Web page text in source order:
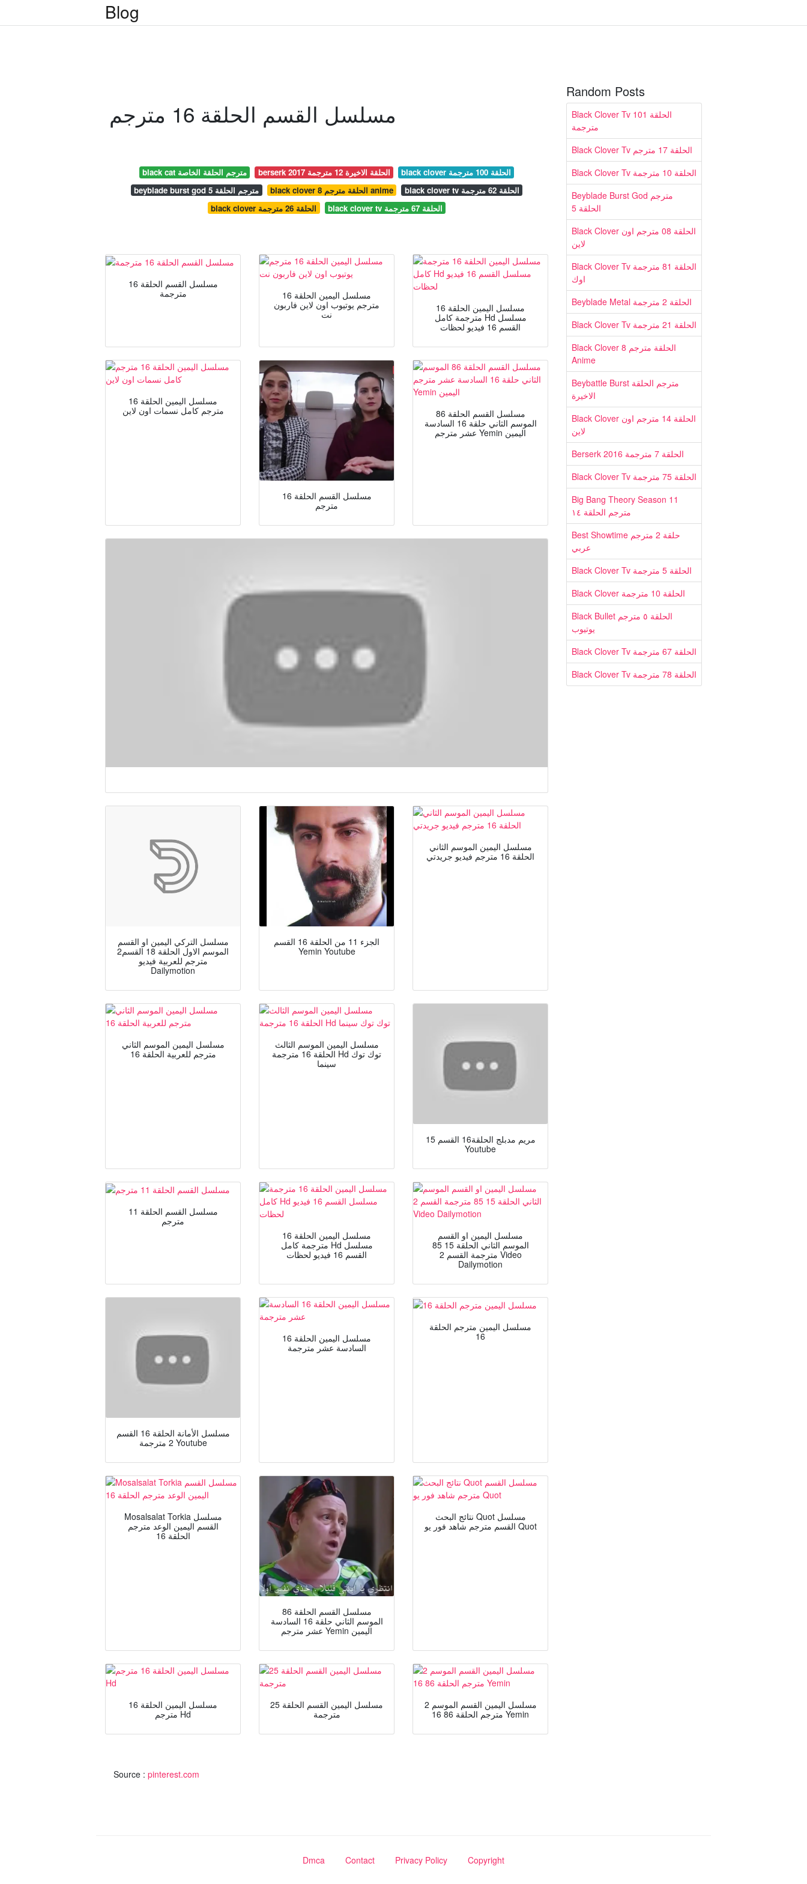
Blog
مسلسل القسم الحلقة 16 مترجم
black cat مترجم الحلقة الخاصة berserk 2017 الحلقة الاخيرة 12 مترجمة
black clover الحلقة 100 مترجمة
beyblade burst god مترجم الحلقة 5
black clover 8 الحلقة مترجم anime
black clover tv الحلقة 62 مترجمة
black clover الحلقة 26 مترجمة
black clover tv الحلقة 67 مترجمة
مسلسل القسم الحلقة 16
مترجمة
مسلسل اليمين الحلقة 16
مترجم يوتيوب اون لاين فاربون
نت
مسلسل اليمين الحلقة 16
مترجمة كامل Hd مسلسل
القسم 16 فيديو لحظات
مسلسل اليمين الحلقة 16
مترجم كامل نسمات اون لاين
مسلسل القسم الحلقة 16
مترجم
مسلسل القسم الحلقة 86
الموسم الثاني حلقة 16 السادسة
عشر مترجم Yemin اليمين
مسلسل التركي اليمين او القسم
الموسم الاول الحلقة 18 القسم2
مترجم للعربية فيديو
Dailymotion
الجزء 11 من الحلقة 16 القسم
Yemin Youtube
مسلسل اليمين الموسم الثاني
الحلقة 16 مترجم فيديو جريدتي
مسلسل اليمين الموسم الثاني
مترجم للعربية الحلقة 16
مسلسل اليمين الموسم الثالث
الحلقة 16 مترجمة Hd توك توك
سينما
مريم مدبلج الحلقة16 القسم 15
Youtube
مسلسل القسم الحلقة 11
مترجم
مسلسل اليمين الحلقة 16
مترجمة كامل Hd مسلسل
القسم 16 فيديو لحظات
مسلسل اليمين او القسم
الموسم الثاني الحلقة 15 85
مترجمة القسم 2 Video
Dailymotion
مسلسل الأمانة الحلقة 16 القسم
2 مترجمة Youtube
مسلسل اليمين الحلقة 16
السادسة عشر مترجمة
مسلسل اليمين مترجم الحلقة
16
Mosalsalat Torkia مسلسل
القسم اليمين الوعد مترجم
الحلقة 16
مسلسل القسم الحلقة 86
الموسم الثاني حلقة 16 السادسة
عشر مترجم Yemin اليمين
نتائج البحث Quot مسلسل
القسم مترجم شاهد فور يو Quot
مسلسل اليمين الحلقة 16
مترجم Hd
مسلسل اليمين القسم الحلقة 25
مترجمة
مسلسل اليمين القسم الموسم 2
مترجم الحلقة 86 16 Yemin
Source : pinterest.com
Random Posts
Black Clover Tv الحلقة 101
مترجمة
Black Clover Tv الحلقة 17 مترجم
Black Clover Tv الحلقة 10 مترجمة
Beyblade Burst God مترجم
الحلقة 5
Black Clover الحلقة 08 مترجم اون
لاين
Black Clover Tv الحلقة 81 مترجمة
اوك
Beyblade Metal الحلقة 2 مترجمة
Black Clover Tv الحلقة 21 مترجمة
Black Clover 8 الحلقة مترجم
Anime
Beybattle Burst مترجم الحلقة
الاخيرة
Black Clover الحلقة 14 مترجم اون
لاين
Berserk 2016 الحلقة 7 مترجمة
Black Clover Tv الحلقة 75 مترجمة
Big Bang Theory Season 11
مترجم الحلقة ١٤
Best Showtime حلقة 2 مترجم
عربي
Black Clover Tv الحلقة 5 مترجمة
Black Clover الحلقة 10 مترجمة
Black Bullet الحلقة ٥ مترجم
يوتيوب
Black Clover Tv الحلقة 67 مترجمة
Black Clover Tv الحلقة 78 مترجمة
Dmca Contact Privacy Policy Copyright